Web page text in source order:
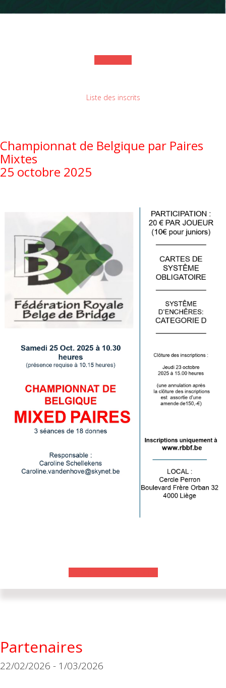
Liste des inscrits
Championnat de Belgique par Paires
Mixtes
25 octobre 2025
Partenaires
22/02/2026 - 1/03/2026